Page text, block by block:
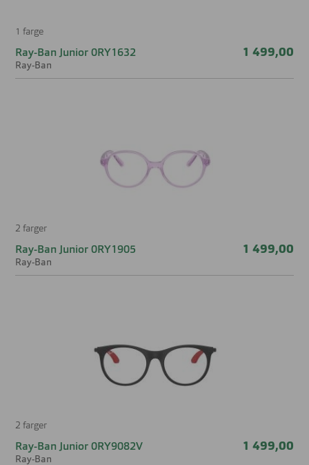
1 farge
Ray-Ban Junior 0RY1632
Ray-Ban
1 499,00
2 farger
Ray-Ban Junior 0RY1905
Ray-Ban
1 499,00
2 farger
Ray-Ban Junior 0RY9082V
Ray-Ban
1 499,00